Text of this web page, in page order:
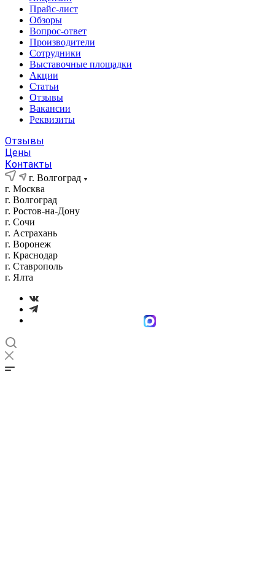
Прайс-лист
Обзоры
Вопрос-ответ
Производители
Сотрудники
Выставочные площадки
Акции
Статьи
Отзывы
Вакансии
Реквизиты
Отзывы
Цены
Контакты
г. Волгоград
г. Москва
г. Волгоград
г. Ростов-на-Дону
г. Сочи
г. Астрахань
г. Воронеж
г. Краснодар
г. Ставрополь
г. Ялта